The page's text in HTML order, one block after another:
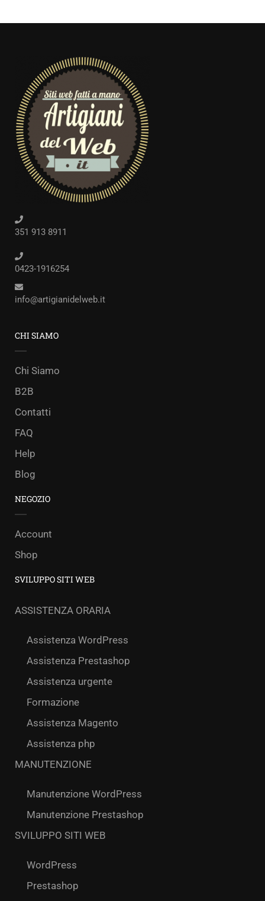
351 913 8911
0423-1916254
info@artigianidelweb.it
CHI SIAMO
Chi Siamo
B2B
Contatti
FAQ
Help
Blog
NEGOZIO
Account
Shop
SVILUPPO SITI WEB
ASSISTENZA ORARIA
Assistenza WordPress
Assistenza Prestashop
Assistenza urgente
Formazione
Assistenza Magento
Assistenza php
MANUTENZIONE
Manutenzione WordPress
Manutenzione Prestashop
SVILUPPO SITI WEB
WordPress
Prestashop